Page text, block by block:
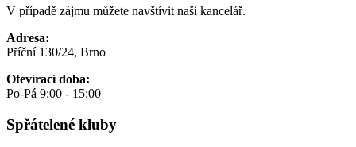
V případě zájmu můžete navštívit naši kancelář.
Adresa:
Příční 130/24, Brno
Otevírací doba:
Po-Pá 9:00 - 15:00
Spřátelené kluby